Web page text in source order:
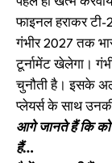
पहले ही खत्म
फाइनल हराकर टी-
गंभीर 2027 तक
टूर्नामेंट खेलेगा।
चुनौती है। इसके
प्लेयर्स के साथ
आगे जानते हैं कि
हैं…